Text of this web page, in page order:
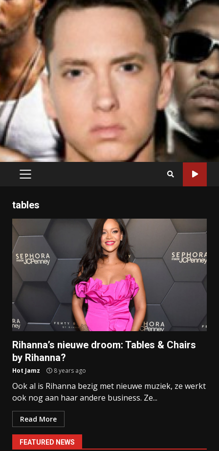
PRIMARY
tables
Rihanna’s nieuwe droom: Tables & Chairs
by Rihanna?
Hot Jamz 8 years ago
Ook al is Rihanna bezig met nieuwe muziek, ze werkt
ook nog aan haar andere business. Ze...
Read More
FEATURED NEWS